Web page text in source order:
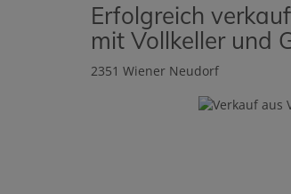
Erfolgreich
mit Vollkeller und
2351 Wiener Neudorf